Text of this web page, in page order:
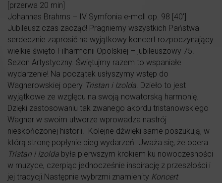
[przerwa 20 min]
Johannes Brahms – IV Symfonia e-moll op. 98 [40′]
Jubileusz czas zacząć! Pragniemy wszystkich Państwa
serdecznie zaprosić na wyjątkowy koncert rozpoczynający
wielkie święto Filharmonii Opolskiej – jubileuszowy 75.
Sezon Artystyczny. Świętujmy razem to wspaniałe
wydarzenie! Na początek usłyszymy wstęp do
Wagnerowskiej opery Tristan i Izolda. Dzieło to jest
wyjątkowe ze względu na swoją nowatorską harmonię.
Dzięki zastosowaniu tak zwanego akordu tristanowskiego
Wagner w swoim utworze wprowadza nastrój
nieskończonej historii. Kolejne dźwięki same poszukują, w
którą stronę popłynie bieg wydarzeń. Uważa się, że opera
Tristan i Izolda była pierwszym krokiem ku nowoczesności
w muzyce, czerpiąc jednocześnie inspirację z przeszłości i
jej tradycji.Następnie wybrzmi znamienity Koncert